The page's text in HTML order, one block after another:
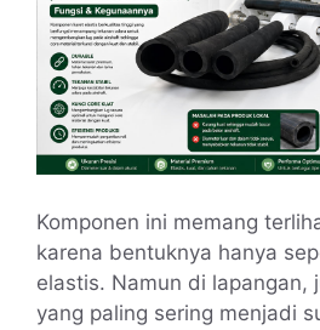
Komponen ini memang
karena bentuknya hanya
elastis. Namun di lapangan,
yang paling sering menjadi